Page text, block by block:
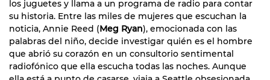
los juguetes y llama a un programa de radio para contar
su historia. Entre las miles de mujeres que escuchan la
noticia, Annie Reed (Meg Ryan), emocionada con las
palabras del niño, decide investigar quién es el hombre
que abrió su corazón en un consultorio sentimental
radiofónico que ella escucha todas las noches. Aunque